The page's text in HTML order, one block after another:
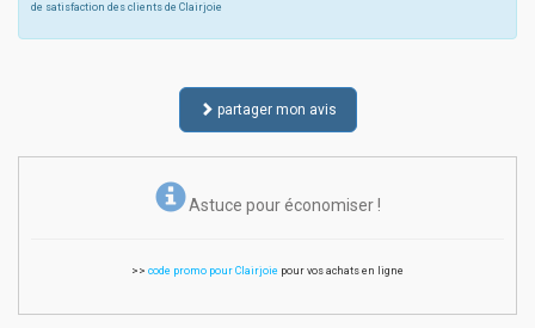
de satisfaction des clients de Clairjoie
partager mon avis
Astuce pour économiser !
>> code promo pour Clairjoie pour vos achats en ligne